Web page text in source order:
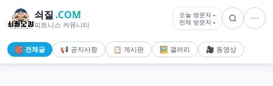
쇠질 .COM
피트니스 커뮤니티
오늘 방문자 -
전체 방문자 -
🧱 전체글 📢 공지사항 📋 게시판 🖼️ 갤러리 🎥 동영상